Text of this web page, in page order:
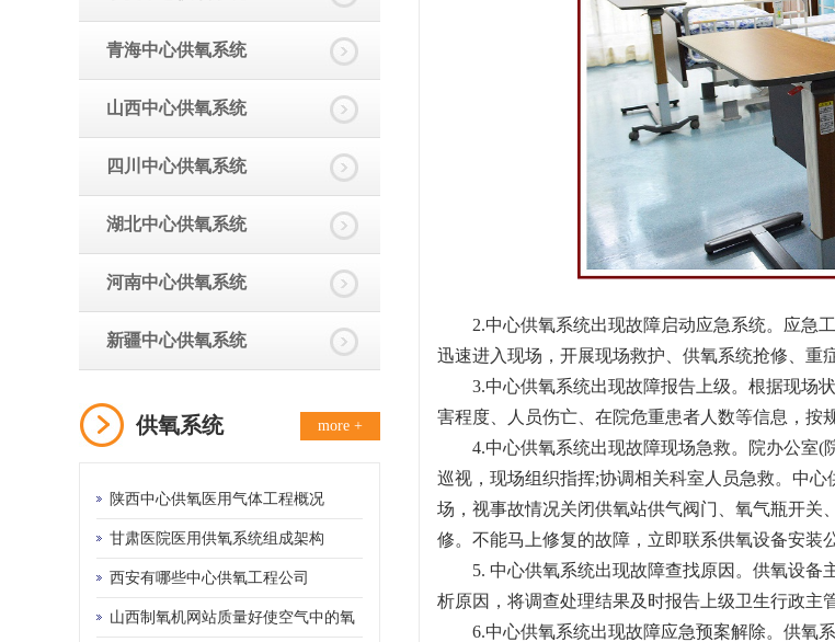
青海中心供氧系统
山西中心供氧系统
四川中心供氧系统
湖北中心供氧系统
河南中心供氧系统
新疆中心供氧系统
供氧系统 more +
陕西中心供氧医用气体工程概况
甘肃医院医用供氧系统组成架构
西安有哪些中心供氧工程公司
山西制氧机网站质量好使空气中的氧
2.中心供氧系统出现故障启动应急系统。应急
迅速进入现场，开展现场救护、供氧系统抢修、重
3.中心供氧系统出现故障报告上级。根据现场状
害程度、人员伤亡、在院危重患者人数等信息，按
4.中心供氧系统出现故障现场急救。院办公室(
巡视，现场组织指挥;协调相关科室人员急救。中
场，视事故情况关闭供氧站供气阀门、氧气瓶开关
修。不能马上修复的故障，立即联系供氧设备安装
5. 中心供氧系统出现故障查找原因。供氧设备
析原因，将调查处理结果及时报告上级卫生行政主
6.中心供氧系统出现故障应急预案解除。供氧系